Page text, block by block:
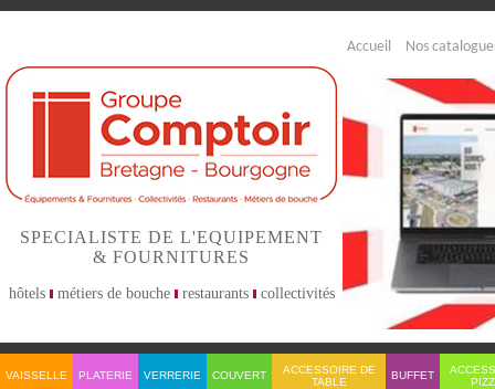
Accueil Nos
SPECIALISTE DE L'EQUIPEMENT
& FOURNITURES
hôtels métiers de bouche restaurants collectivités
VAISSELLE PLATERIE VERRERIE COUVERT
ACCESSOIRE DE
TABLE
BUFFET